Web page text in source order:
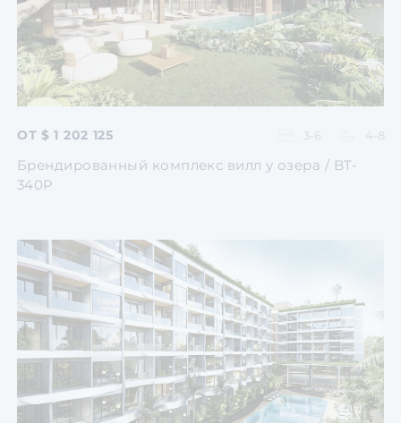
ОТ $ 1 202 125 3-6 4-8
Брендированный комплекс вилл у озера / BT-
340P
Перейти
Перейти
Перейти
Перейти
Перейти